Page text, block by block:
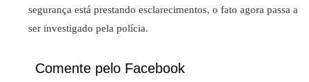
segurança está prestando esclarecimentos, o fato agora passa a
ser investigado pela polícia.
Comente pelo Facebook